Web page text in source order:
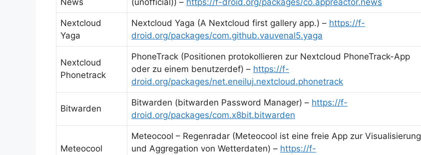
Nextcloud
Yaga
Nextcloud Yaga (A Nextcloud first gallery app.) – https://f-
droid.org/packages/com.github.vauvenal5.yaga
Nextcloud
Phonetrack
PhoneTrack (Positionen protokollieren zur Nextcloud PhoneTrack-App
oder zu einem benutzerdef) – https://f-
droid.org/packages/net.eneiluj.nextcloud.phonetrack
Bitwarden
Bitwarden (bitwarden Password Manager) – https://f-
droid.org/packages/com.x8bit.bitwarden
Meteocool
Meteocool – Regenradar (Meteocool ist eine freie App zur Visualisierung
und Aggregation von Wetterdaten) – https://f-